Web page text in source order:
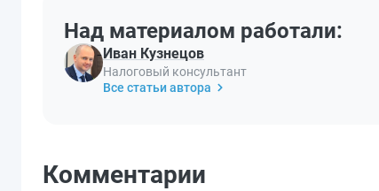
Над материалом работали:
Иван Кузнецов
Налоговый консультант
Все статьи автора
Комментарии